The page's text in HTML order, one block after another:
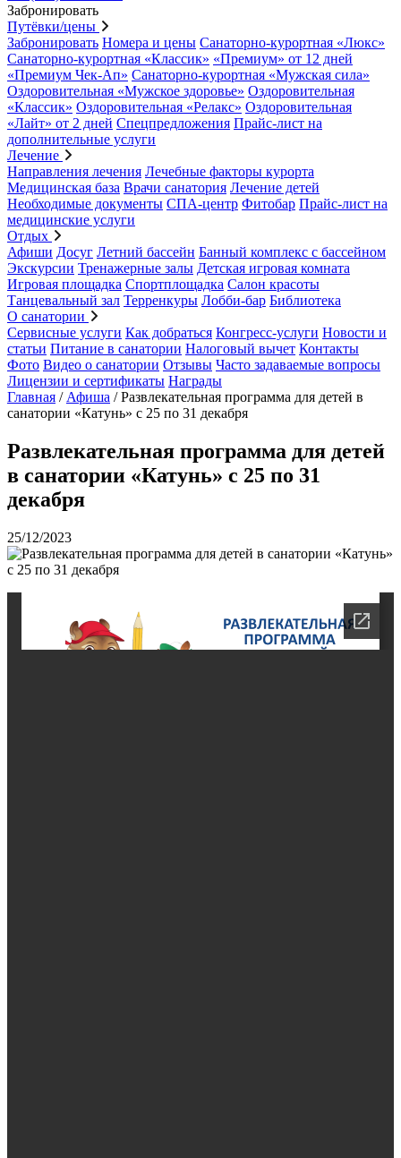
Забронировать
Путёвки/цены
Забронировать Номера и цены Санаторно-курортная «Люкс»
Санаторно-курортная «Классик» «Премиум» от 12 дней
«Премиум Чек-Ап» Санаторно-курортная «Мужская сила»
Оздоровительная «Мужское здоровье» Оздоровительная
«Классик» Оздоровительная «Релакс» Оздоровительная
«Лайт» от 2 дней Спецпредложения Прайс-лист на
дополнительные услуги
Лечение
Направления лечения Лечебные факторы курорта
Медицинская база Врачи санатория Лечение детей
Необходимые документы СПА-центр Фитобар Прайс-лист на
медицинские услуги
Отдых
Афиши Досуг Летний бассейн Банный комплекс с бассейном
Экскурсии Тренажерные залы Детская игровая комната
Игровая площадка Спортплощадка Салон красоты
Танцевальный зал Терренкуры Лобби-бар Библиотека
О санатории
Сервисные услуги Как добраться Конгресс-услуги Новости и
статьи Питание в санатории Налоговый вычет Контакты
Фото Видео о санатории Отзывы Часто задаваемые вопросы
Лицензии и сертификаты Награды
Главная / Афиша /Развлекательная программа для детей в
санатории «Катунь» с 25 по 31 декабря
Развлекательная программа для детей
в санатории «Катунь» с 25 по 31
декабря
25/12/2023